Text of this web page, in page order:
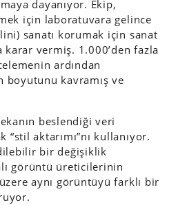
dayanıyor. Ekip,
için laboratuvara gelince
sanatı korumak için sanat
karar vermiş. 1.000’den fazla
ardından
boyutunu kavramış ve
beslendiği veri
aktarımı”nı kullanıyor.
bir değişiklik
görüntü üreticilerinin
üzere aynı görüntüyü farklı bir